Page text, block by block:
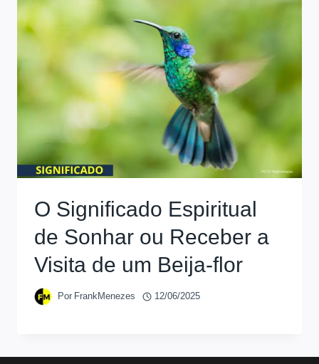
O Significado Espiritual
de Sonhar ou Receber a
Visita de um Beija-flor
Por FrankMenezes 12/06/2025